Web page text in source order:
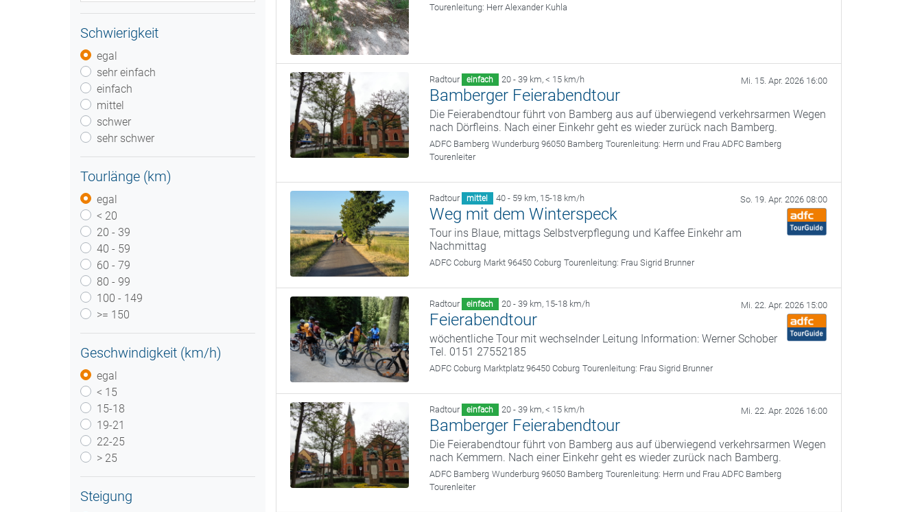
Schwierigkeit
egal
sehr einfach
einfach
mittel
schwer
sehr schwer
Tourlänge (km)
egal
< 20
20 - 39
40 - 59
60 - 79
80 - 99
100 - 149
>= 150
Geschwindigkeit (km/h)
egal
< 15
15-18
19-21
22-25
> 25
Steigung
Tourenleitung: Herr Alexander Kuhla
Radtour einfach 20 - 39 km, < 15 km/h Mi. 15. Apr. 2026 16:00
Bamberger Feierabendtour
Die Feierabendtour führt von Bamberg aus auf überwiegend verkehrsarmen Wegen
nach Dörfleins. Nach einer Einkehr geht es wieder zurück nach Bamberg.
ADFC Bamberg Wunderburg 96050 Bamberg Tourenleitung: Herrn und Frau ADFC Bamberg
Tourenleiter
Radtour mittel 40 - 59 km, 15-18 km/h So. 19. Apr. 2026 08:00
Weg mit dem Winterspeck
Tour ins Blaue, mittags Selbstverpflegung und Kaffee Einkehr am
Nachmittag
ADFC Coburg Markt 96450 Coburg Tourenleitung: Frau Sigrid Brunner
Radtour einfach 20 - 39 km, 15-18 km/h Mi. 22. Apr. 2026 15:00
Feierabendtour
wöchentliche Tour mit wechselnder Leitung Information: Werner Schober
Tel. 0151 27552185
ADFC Coburg Marktplatz 96450 Coburg Tourenleitung: Frau Sigrid Brunner
Radtour einfach 20 - 39 km, < 15 km/h Mi. 22. Apr. 2026 16:00
Bamberger Feierabendtour
Die Feierabendtour führt von Bamberg aus auf überwiegend verkehrsarmen Wegen
nach Kemmern. Nach einer Einkehr geht es wieder zurück nach Bamberg.
ADFC Bamberg Wunderburg 96050 Bamberg Tourenleitung: Herrn und Frau ADFC Bamberg
Tourenleiter